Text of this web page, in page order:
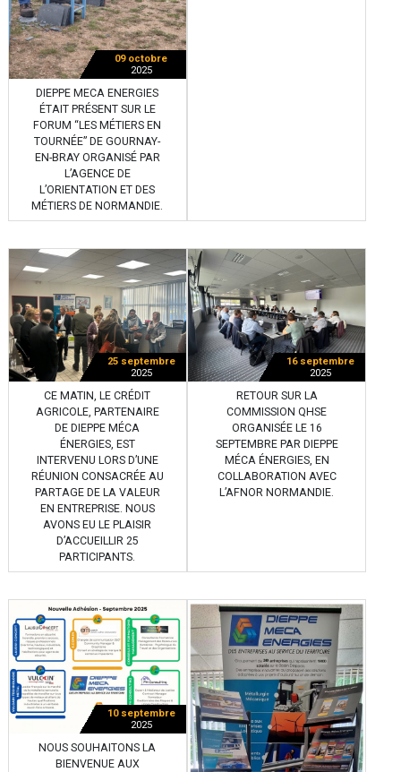
09 octobre
2025
DIEPPE MECA ENERGIES
ÉTAIT PRÉSENT SUR LE
FORUM “LES MÉTIERS EN
TOURNÉE” DE GOURNAY-
EN-BRAY ORGANISÉ PAR
L’AGENCE DE
L’ORIENTATION ET DES
MÉTIERS DE NORMANDIE.
25 septembre
2025
CE MATIN, LE CRÉDIT
AGRICOLE, PARTENAIRE
DE DIEPPE MÉCA
ÉNERGIES, EST
INTERVENU LORS D’UNE
RÉUNION CONSACRÉE AU
PARTAGE DE LA VALEUR
EN ENTREPRISE. NOUS
AVONS EU LE PLAISIR
D’ACCUEILLIR 25
PARTICIPANTS.
16 septembre
2025
RETOUR SUR LA
COMMISSION QHSE
ORGANISÉE LE 16
SEPTEMBRE PAR DIEPPE
MÉCA ÉNERGIES, EN
COLLABORATION AVEC
L’AFNOR NORMANDIE.
10 septembre
2025
NOUS SOUHAITONS LA
BIENVENUE AUX